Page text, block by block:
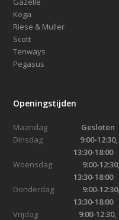
Koga
Riese & Muller
Scott
Tenways
Pegasus
Openingstijden
Maandag Gesloten
Dinsdag 9:00-12:30,
13:30-18:00
Woensdag
9:00-12:30,
13:30-18:00
Donderdag 9:00-12:30,
13:30-18:00
Vrijdag 9:00-12:30,